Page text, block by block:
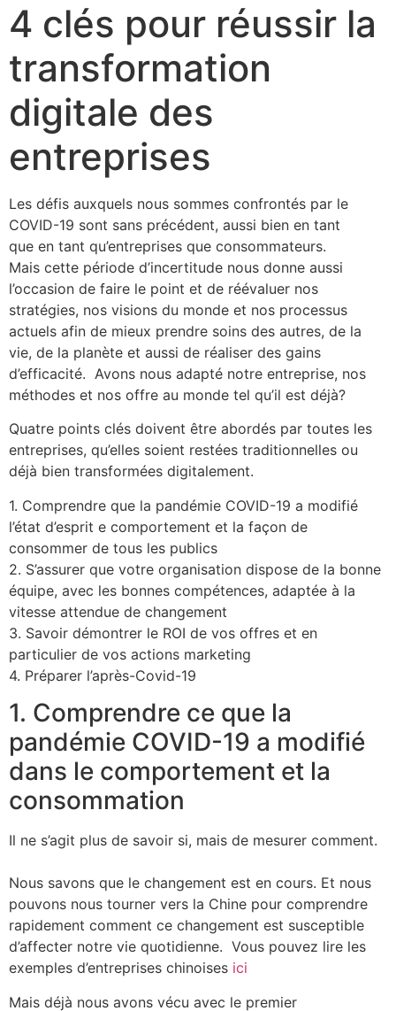
4 clés pour réussir la
transformation
digitale des
entreprises
Les défis auxquels nous sommes confrontés par le
COVID-19 sont sans précédent, aussi bien en tant
que en tant qu’entreprises que consommateurs.
Mais cette période d’incertitude nous donne aussi
l’occasion de faire le point et de réévaluer nos
stratégies, nos visions du monde et nos processus
actuels afin de mieux prendre soins des autres, de la
vie, de la planète et aussi de réaliser des gains
d’efficacité. Avons nous adapté notre entreprise, nos
méthodes et nos offre au monde tel qu’il est déjà?
Quatre points clés doivent être abordés par toutes les
entreprises, qu’elles soient restées traditionnelles ou
déjà bien transformées digitalement.
1. Comprendre que la pandémie COVID-19 a modifié
l’état d’esprit e comportement et la façon de
consommer de tous les publics
2. S’assurer que votre organisation dispose de la bonne
équipe, avec les bonnes compétences, adaptée à la
vitesse attendue de changement
3. Savoir démontrer le ROI de vos offres et en
particulier de vos actions marketing
4. Préparer l’après-Covid-19
1. Comprendre ce que la
pandémie COVID-19 a modifié
dans le comportement et la
consommation
​Il ne s’agit plus de savoir si, mais de mesurer comment.
Nous savons que le changement est en cours. Et nous
pouvons nous tourner vers la Chine pour comprendre
rapidement comment ce changement est susceptible
d’affecter notre vie quotidienne. Vous pouvez lire les
exemples d’entreprises chinoises ici
Mais déjà nous avons vécu avec le premier